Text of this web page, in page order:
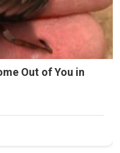
Out of You in